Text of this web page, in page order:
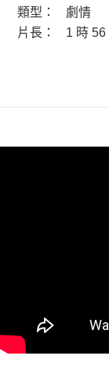
類型：
劇情
片長：
1 時 56